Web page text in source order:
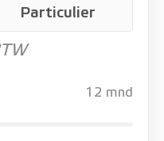
Particulier
12 mnd